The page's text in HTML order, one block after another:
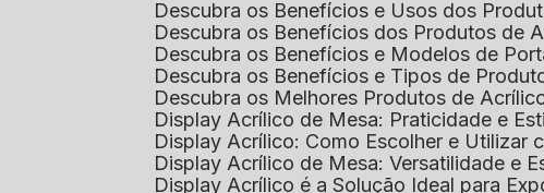
Descubra os Benefícios e Usos dos
Descubra os Benefícios dos Produtos de
Descubra os Benefícios e Modelos de
Descubra os Benefícios e Tipos de
Descubra os Melhores Produtos de
Display Acrílico de Mesa: Praticidade e
Display Acrílico: Como Escolher e Utilizar
Display Acrílico de Mesa: Versatilidade e
Display Acrílico é a Solução Ideal para